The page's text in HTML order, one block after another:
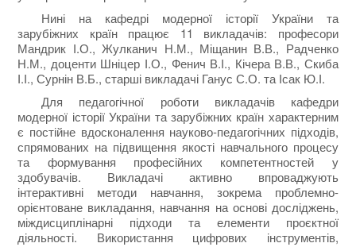
Нині на кафедрі модерної історії України та
зарубіжних країн працює 11 викладачів: професори
Мандрик І.О., Жулканич Н.М., Міщанин В.В., Радченко
Н.М., доценти Шніцер І.О., Фенич В.І., Кічера В.В., Скиба
І.І., Сурнін В.Б., старші викладачі Ганус С.О. та Ісак Ю.І.
Для педагогічної роботи викладачів кафедри
модерної історії України та зарубіжних країн характерним
є постійне вдосконалення науково-педагогічних підходів,
спрямованих на підвищення якості навчального процесу
та формування професійних компетентностей у
здобувачів. Викладачі активно впроваджують
інтерактивні методи навчання, зокрема проблемно-
орієнтоване викладання, навчання на основі досліджень,
міждисциплінарні підходи та елементи проєктної
діяльності. Використання цифрових інструментів,